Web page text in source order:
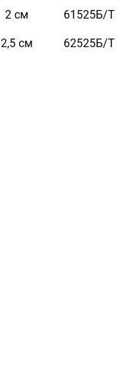
Хаки
Металл
2 см 61525Б/Т
2,5 см 62525Б/Т